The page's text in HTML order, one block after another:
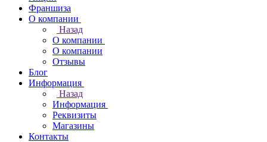
Франшиза
О компании
Назад
О компании
О компании
Отзывы
Блог
Информация
Назад
Информация
Реквизиты
Магазины
Контакты